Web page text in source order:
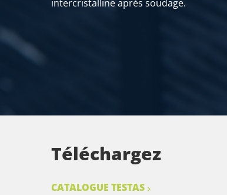
intercristalline après soudage.
Téléchargez
CATALOGUE TESTAS